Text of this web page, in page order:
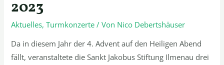
2023
Aktuelles,Turmkonzerte / Von Nico Debertshäuser
Da in diesem Jahr der 4. Advent auf den Heiligen Abend
fällt, veranstaltete die Sankt Jakobus Stiftung Ilmenau drei